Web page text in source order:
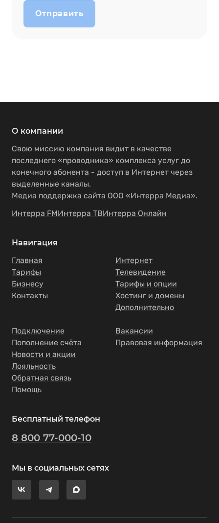
Отправить
О компании
Свою миссию компания видит в качестве
последнего «проводника» комплекса услуг до
конечного абонента - доступ в Интернет через
выделенные каналы.
Медиа поддержка сайта ООО «Интерра Медиа».
Интерра FMИнтерра ТВИнтерра Онлайн
Навигация
Главная
Тарифы
Бизнесу
Контакты
Интернет
Телевидение
Тарифы и опции
Хостинг и домены
Дополнительно
Подключение
Пополнение счёта
Новости и акции
Лояльность
Обратная связь
Помощь
Вакансии
Правовая информация
Бесплатный телефон
8 800 77-000-10
Мы в социальных сетях